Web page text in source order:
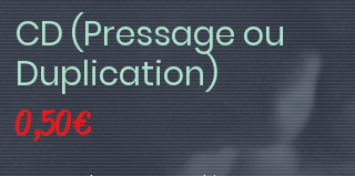
CD (Pressage ou
Duplication)
0,50 €Prix